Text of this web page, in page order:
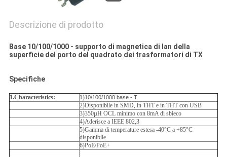
Descrizione di prodotto
Base 10/100/1000 - supporto di magnetica di lan della
superficie del porto del quadrato dei trasformatori di TX
Specifiche
1.Characteristics: 1)10/100/1000 base - T
2)Disponibile in SMD, in THT e in THT con USB
3)350µH OCL minimo con 8mA di sbieco
4)Aderisce a IEEE 802,3
5)Gamma di temperature estesa -40°C a +85°C
disponibile
6)PoE/PoE+